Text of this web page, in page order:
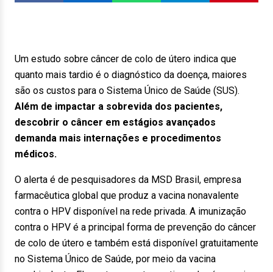
Um estudo sobre câncer de colo de útero indica que
quanto mais tardio é o diagnóstico da doença, maiores
são os custos para o Sistema Único de Saúde (SUS).
Além de impactar a sobrevida dos pacientes,
descobrir o câncer em estágios avançados
demanda mais internações e procedimentos
médicos.
O alerta é de pesquisadores da MSD Brasil, empresa
farmacêutica global que produz a vacina nonavalente
contra o HPV disponível na rede privada. A imunização
contra o HPV é a principal forma de prevenção do câncer
de colo de útero e também está disponível gratuitamente
no Sistema Único de Saúde, por meio da vacina